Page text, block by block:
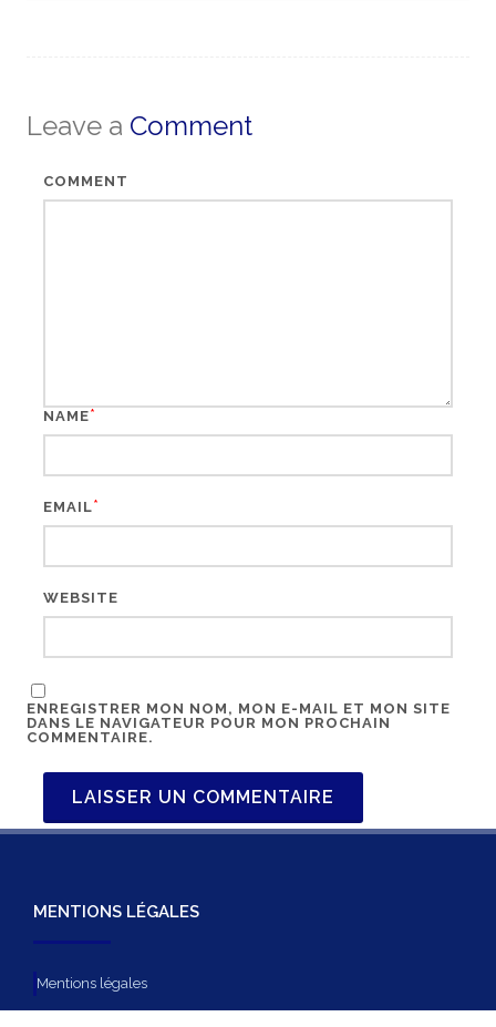
Leave a Comment
COMMENT
NAME*
EMAIL*
WEBSITE
ENREGISTRER MON NOM, MON E-MAIL ET MON SITE
DANS LE NAVIGATEUR POUR MON PROCHAIN
COMMENTAIRE.
MENTIONS LÉGALES
Mentions légales